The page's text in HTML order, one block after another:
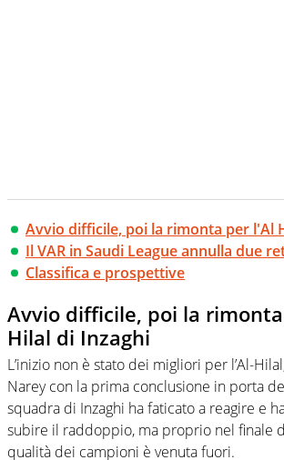
Avvio difficile, poi la rimonta per l'Al
Il VAR in Saudi League annulla due
Classifica e prospettive
Avvio difficile, poi la rimonta
Hilal di Inzaghi
L’inizio non è stato dei migliori per l’Al-
Narey con la prima conclusione in porta
squadra di Inzaghi ha faticato a reagire e
subire il raddoppio, ma proprio nel finale
qualità dei campioni è venuta fuori.